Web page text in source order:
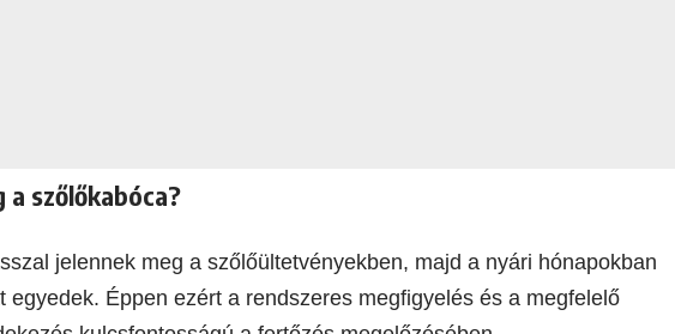
szőlőkabóca?
jelennek meg a szőlőültetvényekben, majd a nyári hónapokban
egyedek. Éppen ezért a rendszeres megfigyelés és a megfelelő